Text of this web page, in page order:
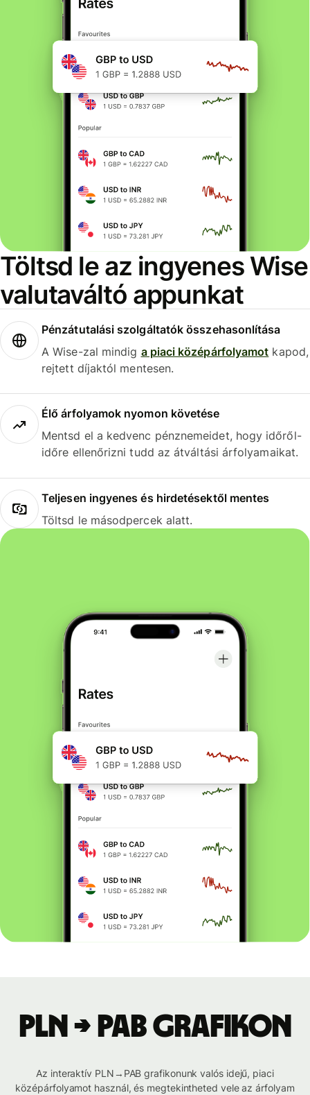
Töltsd le az ingyenes Wise
valutaváltó appunkat
Pénzátutalási szolgáltatók összehasonlítása
A Wise-zal mindig a piaci középárfolyamot kapod,
rejtett díjaktól mentesen.
Élő árfolyamok nyomon követése
Mentsd el a kedvenc pénznemeidet, hogy időről-
időre ellenőrizni tudd az átváltási árfolyamaikat.
Teljesen ingyenes és hirdetésektől mentes
Töltsd le másodpercek alatt.
PLN → PAB grafikon
Az interaktív PLN→PAB grafikonunk valós idejű, piaci
középárfolyamot használ, és megtekintheted vele az árfolyam